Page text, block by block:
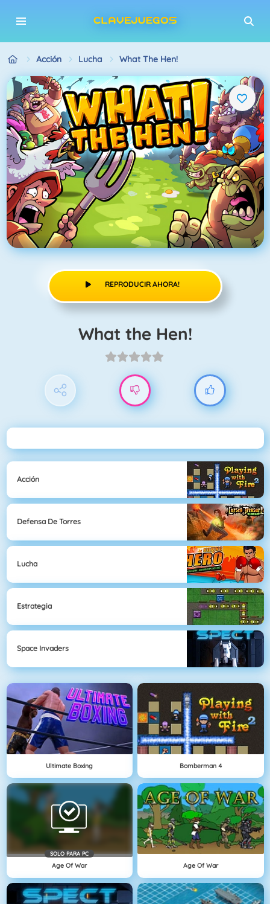
Acción Lucha What The Hen!
REPRODUCIR AHORA!
What the Hen!
Acción
Defensa De Torres
Lucha
Estrategia
Space Invaders
Ultimate Boxing Bomberman 4
SOLO PARA PC
Age Of War Age Of War